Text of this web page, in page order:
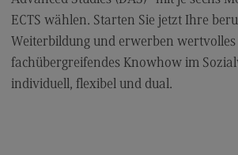
Kontakt
Ansprechpersonen
ECTS wählen. Starten Sie jetzt Ihre
Weiterbildung und erwerben wertvolles
fachübergreifendes Knowhow im
individuell, flexibel und dual.